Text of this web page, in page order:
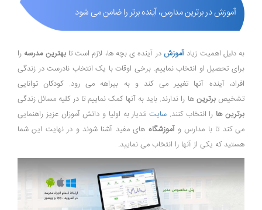
آموزش در برترین مدارس، آینده برتر را ضامن می شود
به دلیل اهمیت زیادآموزش در آینده ی بچه ها، لازم است تابهترین مدرسه را
برای تحصیل او انتخاب نماییم. برخی اوقات با یک انتخاب نادرست در زندگی
افراد، آینده آنها تغییر می کند و به بیراهه می رود. کودکان توانایی
تشخیصبرترین ها را ندارند. باید به آنها کمک نماییم تا در کلیه مسائل زندگی
برترین ها را انتخاب کنند. سایتمَدیار به اولیا و دانش آموزان عزیز راهنمایی
می کند تا با مدارس وآموزشگاه های مفید آشنا شوند و در نهایت این شما
هستید که یکی از آنها را انتخاب می نمایید.